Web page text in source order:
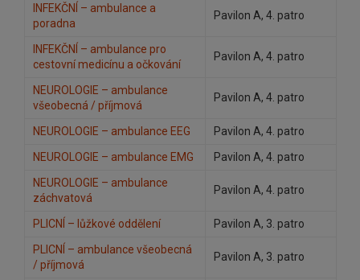
INFEKČNÍ – ambulance a
poradna
Pavilon A, 4. patro
INFEKČNÍ – ambulance pro
cestovní medicínu a očkování
Pavilon A, 4. patro
NEUROLOGIE – ambulance
všeobecná / příjmová
Pavilon A, 4. patro
NEUROLOGIE – ambulance EEG
Pavilon A, 4. patro
NEUROLOGIE – ambulance EMG
Pavilon A, 4. patro
NEUROLOGIE – ambulance
záchvatová
Pavilon A, 4. patro
PLICNÍ – lůžkové oddělení
Pavilon A, 3. patro
PLICNÍ – ambulance všeobecná
/ příjmová
Pavilon A, 3. patro